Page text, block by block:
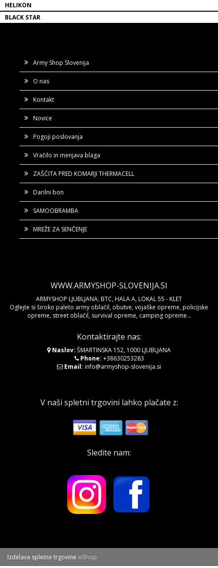
HELIKON
BLACK STAR
Army Shop Slovenija
O nas
Kontakt
Novice
Pogoji poslovanja
Vračilo in menjava blaga
ZAŠČITA PRED KOMARJI THERMACELL
Darilni bon
SAMOOBRAMBA
MREŽE ZA SENČENJE
WWW.ARMYSHOP-SLOVENIJA.SI
ARMYSHOP LJUBLJANA; BTC, HALA A, LOKAL 55 - KLET
Oglejte si široko paleto army oblačil, obutve, vojaške opreme, policijske
opreme, street oblačil, survival opreme, camping opreme...
Kontaktirajte nas:
Naslov: ŠMARTINSKA 152, 1000 LJUBLJANA
Phone: +38630253283
Email: info@armyshop-slovenija.si
V naši spletni trgovini lahko plačate z:
Sledite nam:
Izdelava spletne trgovine